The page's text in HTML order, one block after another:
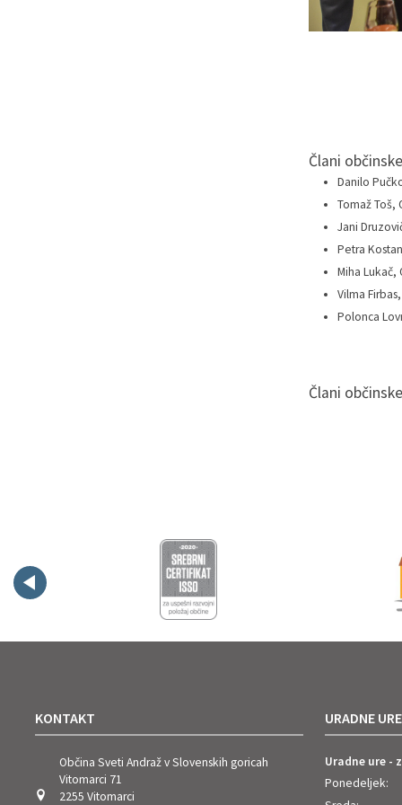
Člani
Danilo
Tomaž Toš,
Jani
Petra
Miha Lukač,
Vilma
Polonca
Člani
KONTAKT
Občina Sveti Andraž v Slovenskih goricah
Vitomarci 71
2255 Vitomarci
URADNE URE
Uradne ure -
Ponedeljek: